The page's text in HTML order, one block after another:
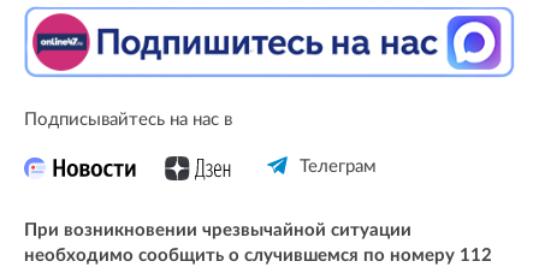
Подписывайтесь на нас в
Телеграм
При возникновении чрезвычайной ситуации
необходимо сообщить о случившемся по номеру 112